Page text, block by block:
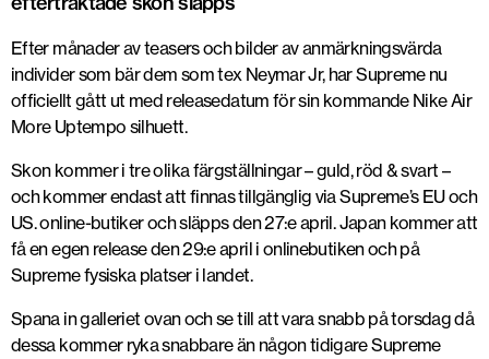
Efter månader av teasers och bilder av anmärkningsvärda
individer som bär dem som tex Neymar Jr, har Supreme nu
officiellt gått ut med releasedatum för sin kommande Nike Air
More Uptempo silhuett.
Skon kommer i tre olika färgställningar – guld, röd & svart –
och kommer endast att finnas tillgänglig via Supreme’s EU och
US. online-butiker och släpps den 27:e april. Japan kommer att
få en egen release den 29:e april i onlinebutiken och på
Supreme fysiska platser i landet.
Spana in galleriet ovan och se till att vara snabb på torsdag då
dessa kommer ryka snabbare än någon tidigare Supreme